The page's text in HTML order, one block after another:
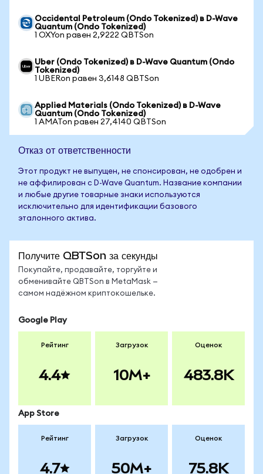
Occidental Petroleum (Ondo Tokenized) в D-Wave
Quantum (Ondo Tokenized)
1 OXYon равен 2,9222 QBTSon
Uber (Ondo Tokenized) в D-Wave Quantum (Ondo
Tokenized)
1 UBERon равен 3,6148 QBTSon
Applied Materials (Ondo Tokenized) в D-Wave
Quantum (Ondo Tokenized)
1 AMATon равен 27,4140 QBTSon
Отказ от ответственности
Этот продукт не выпущен, не спонсирован, не одобрен и
не аффилирован с D-Wave Quantum. Название компании
и любые другие товарные знаки используются
исключительно для идентификации базового
эталонного актива.
Получите QBTSon за секунды
Покупайте, продавайте, торгуйте и
обменивайте QBTSon в MetaMask —
самом надёжном криптокошельке.
Google Play
Рейтинг
4.4
Загрузок
10M+
Оценок
483.8K
App Store
Рейтинг
4.7
Загрузок
50M+
Оценок
75.8K